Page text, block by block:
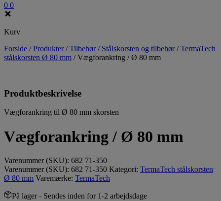
0 0
Kurv
Forside /Produkter /Tilbehør / Stålskorsten og tilbehør /TermaTech
stålskorsten Ø 80 mm /Vægforankring / Ø 80 mm
Produktbeskrivelse
Vægforankring til Ø 80 mm skorsten
Vægforankring / Ø 80 mm
Varenummer (SKU): 682 71-350
Varenummer (SKU): 682 71-350 Kategori: TermaTech stålskorsten
Ø 80 mm Varemærke: TermaTech
På lager - Sendes inden for 1-2 arbejdsdage